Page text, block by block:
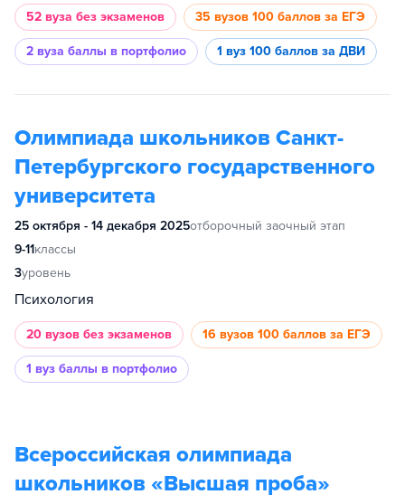
52 вуза без экзаменов 35 вузов 100 баллов за ЕГЭ
2 вуза баллы в портфолио 1 вуз 100 баллов за ДВИ
Олимпиада школьников Санкт-
Петербургского государственного
университета
25 октября - 14 декабря 2025отборочный заочный этап
9-11классы
3уровень
Психология
20 вузов без экзаменов 16 вузов 100 баллов за ЕГЭ
1 вуз баллы в портфолио
Всероссийская олимпиада
школьников «Высшая проба»